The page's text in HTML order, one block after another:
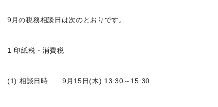
9月の税務相談日は次のとおりです。
1 印紙税・消費税
(1) 相談日時 9月15日(木) 13:30～15:30